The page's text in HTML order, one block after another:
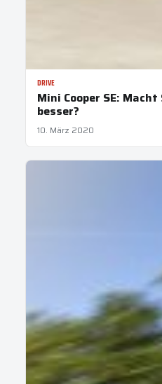
DRIVE
Mini Cooper SE:
besser?
10. März 2020